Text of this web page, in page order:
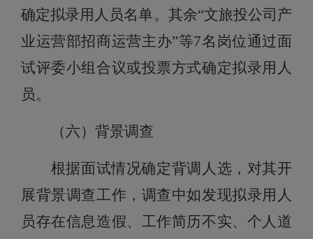
确定拟录用人员名单。其余“文旅投公司 产
业运营部招商运营主办”等7名岗位通过面
试评委小组合议或投票方式确定拟录用人
员。
（六）背景调查
根据面试情况确定背调人选， 对其开
展背景调查工作，调查中如发现拟录用人
员存在信息造假、工作简历不实、个人道